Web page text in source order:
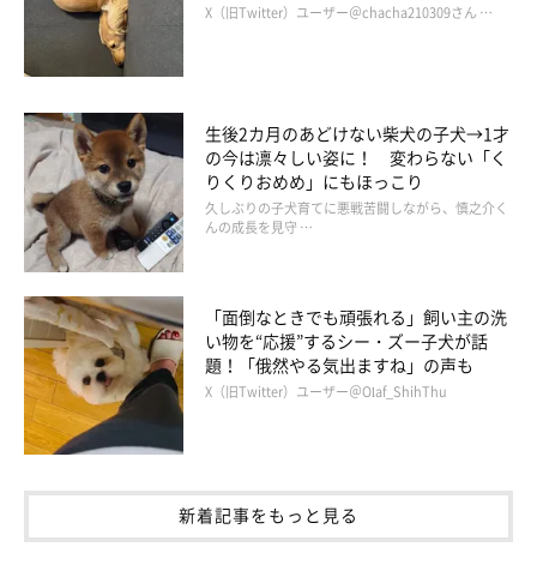
仲良く遊ぶロアくん、リクくん
@RenaSyun
飼い主さん：
「リクは、ロアとよく一緒に遊んでくれていて。
で遊んでいて偉いなぁと。ロアもそんなリクが大好きなのか、い
つも一緒にガウガウわちゃわちゃしていてとても良い関係です」
X（旧Twitter）ユーザー＠chacha210309さん …
生後2カ月のあどけない柴犬の子犬→1才
の今は凛々しい姿に！ 変わらない「く
りくりおめめ」にもほっこり
久しぶりの子犬育てに悪戦苦闘しながら、慎之介く
んの成長を見守 …
「面倒なときでも頑張れる」飼い主の洗
い物を“応援”するシー・ズー子犬が話
題！「俄然やる気出ますね」の声も
X（旧Twitter）ユーザー＠Olaf_ShihThu
新着記事をもっと見る